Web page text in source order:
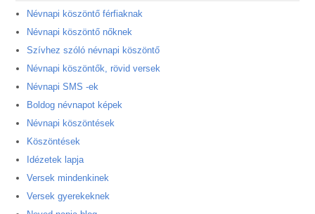
Névnapi köszöntő férfiaknak
Névnapi köszöntő nőknek
Szívhez szóló névnapi köszöntő
Névnapi köszöntők, rövid versek
Névnapi SMS -ek
Boldog névnapot képek
Névnapi köszöntések
Köszöntések
Idézetek lapja
Versek mindenkinek
Versek gyerekeknek